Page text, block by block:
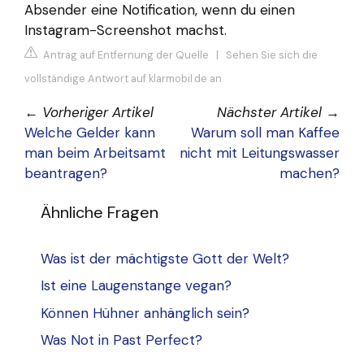
Absender eine Notification, wenn du einen
Instagram-Screenshot machst.
Antrag auf Entfernung der Quelle | Sehen Sie sich die
vollständige Antwort auf klarmobil.de an
← Vorheriger Artikel
Welche Gelder kann
man beim Arbeitsamt
beantragen?
Nächster Artikel →
Warum soll man Kaffee
nicht mit Leitungswasser
machen?
Ähnliche Fragen
Was ist der mächtigste Gott der Welt?
Ist eine Laugenstange vegan?
Können Hühner anhänglich sein?
Was Not in Past Perfect?